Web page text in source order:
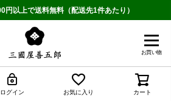
円以上で送料無料（配送先1件あたり）
お買い物
ログイン お気に入り カート